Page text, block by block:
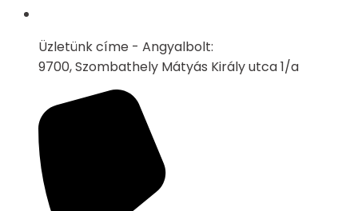
Üzletünk címe - Angyalbolt:
9700, Szombathely Mátyás Király utca 1/a